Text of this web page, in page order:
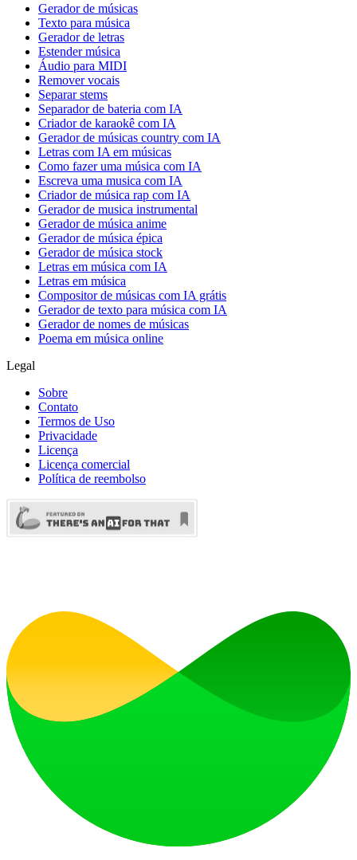
Gerador de músicas
Texto para música
Gerador de letras
Estender música
Áudio para MIDI
Remover vocais
Separar stems
Separador de bateria com IA
Criador de karaokê com IA
Gerador de músicas country com IA
Letras com IA em músicas
Como fazer uma música com IA
Escreva uma musica com IA
Criador de música rap com IA
Gerador de musica instrumental
Gerador de música anime
Gerador de música épica
Gerador de música stock
Letras em música com IA
Letras em música
Compositor de músicas com IA grátis
Gerador de texto para música com IA
Gerador de nomes de músicas
Poema em música online
Legal
Sobre
Contato
Termos de Uso
Privacidade
Licença
Licença comercial
Política de reembolso